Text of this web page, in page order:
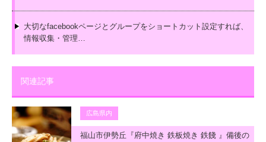
大切なfacebookページとグループをショートカット設定すれば、
情報収集・管理…
関連記事
広島県内
福山市伊勢丘『府中焼き 鉄板焼き 鉄餞 』備後の